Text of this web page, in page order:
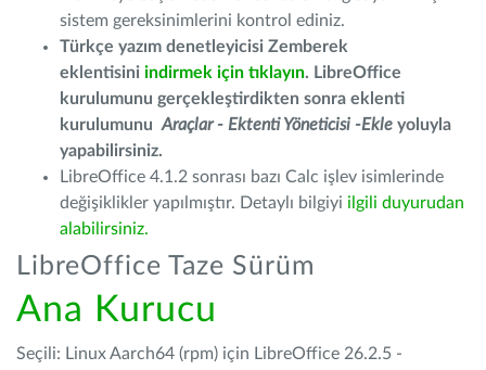
sistem gereksinimlerini kontrol ediniz.
Türkçe yazım denetleyicisi Zemberek
eklentisini indirmek için tıklayın. LibreOffice
kurulumunu gerçekleştirdikten sonra eklenti
kurulumunu Araçlar - Ektenti Yöneticisi -Ekle yoluyla
yapabilirsiniz.
LibreOffice 4.1.2 sonrası bazı Calc işlev isimlerinde
değişiklikler yapılmıştır. Detaylı bilgiyi ilgili duyurudan
alabilirsiniz.
LibreOffice Taze Sürüm
Ana Kurucu
Seçili: Linux Aarch64 (rpm) için LibreOffice 26.2.5 -